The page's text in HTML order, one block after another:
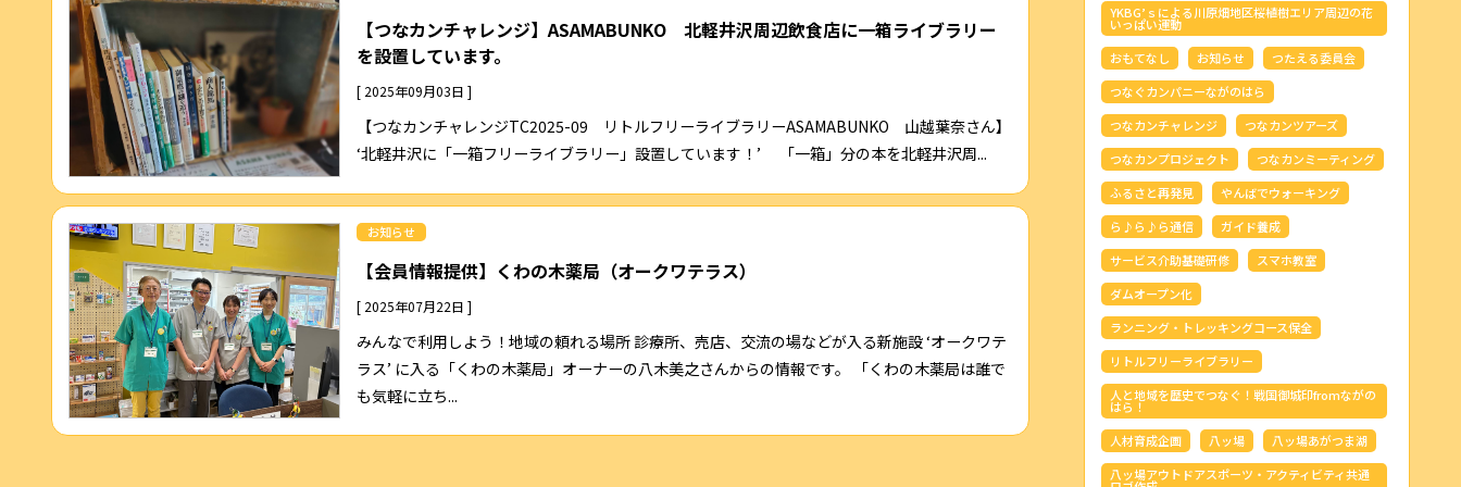
【つなカンチャレンジ】ASAMABUNKO 北軽井沢周辺飲食店に一箱ライブラリー
を設置しています。
[ 2025年09月03日 ]
【つなカンチャレンジTC2025-09 リトルフリーライブラリーASAMABUNKO 山越葉奈さん】
‘北軽井沢に「一箱フリーライブラリー」設置しています！’ 「一箱」分の本を北軽井沢周...
お知らせ
【会員情報提供】くわの木薬局（オークワテラス）
[ 2025年07月22日 ]
みんなで利用しよう！地域の頼れる場所 診療所、売店、交流の場などが入る新施設 ‘オークワテ
ラス’ に入る「くわの木薬局」オーナーの八木美之さんからの情報です。 「くわの木薬局は誰で
も気軽に立ち...
YKBG’ｓによる川原畑地区桜植樹エリア周辺の花
いっぱい運動
おもてなし
お知らせ
つたえる委員会
つなぐカンパニーながのはら
つなカンチャレンジ
つなカンツアーズ
つなカンプロジェクト
つなカンミーティング
ふるさと再発見
やんばでウォーキング
ら♪ら♪ら通信
ガイド養成
サービス介助基礎研修
スマホ教室
ダムオープン化
ランニング・トレッキングコース保全
リトルフリーライブラリー
人と地域を歴史でつなぐ！戦国御城印fromながの
はら！
人材育成企画
八ッ場
八ッ場あがつま湖
八ッ場アウトドアスポーツ・アクティビティ共通